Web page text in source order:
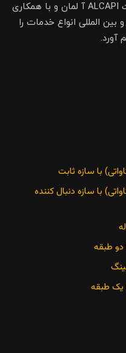
مفتخر است به عنوان نماینده شرکت ALCAPI آ لمان و با همکاری
بین المللی انواع خدمات را
آورد.
با سازه ثابت
با سازه دنبال کننده
دو طبقه
یک طبقه